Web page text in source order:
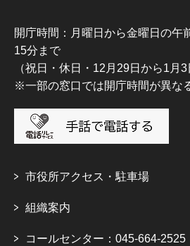
開庁時間：月曜日から金曜日の午
15分まで
（祝日・休日・12月29日から1月3
※一部の窓口では開庁時間が異な
市役所アクセス・駐車場
組織案内
コールセンター：045-664-2525